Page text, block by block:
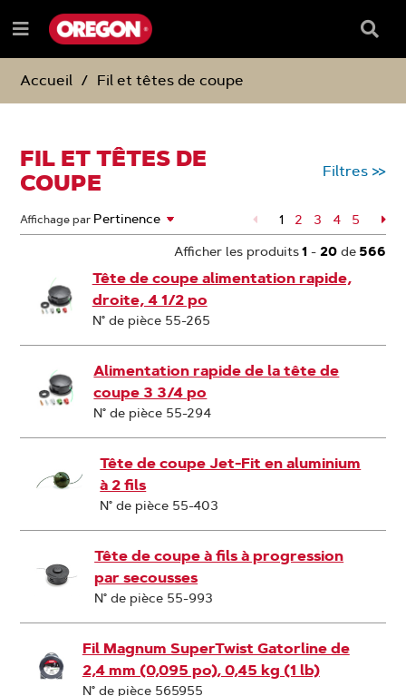
PASSER
DIRECTEMENT
CONTENU
PASSER
DIRECTEMENT
MENU
Menu
Barre
de
Accueil
Fil et têtes de coupe
FIL ET TÊTES DE
COUPE
Filtres >>
Affichage par 1 Page
2 Page
3 Page
4 Page
5
Afficher les produits1 - 20de566
Tête de coupe alimentation rapide,
droite, 4 1/2 po
N° de pièce 55-265
Alimentation rapide de la tête de
coupe 3 3/4 po
N° de pièce 55-294
Tête de coupe Jet-Fit en aluminium
à 2 fils
N° de pièce 55-403
Tête de coupe à fils à progression
par secousses
N° de pièce 55-993
Fil Magnum SuperTwist Gatorline de
2,4 mm (0,095 po), 0,45 kg (1 lb)
N° de pièce 565955